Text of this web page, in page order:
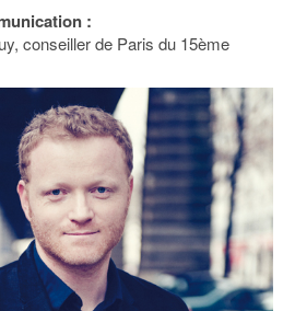
:
conseiller de Paris du 15ème